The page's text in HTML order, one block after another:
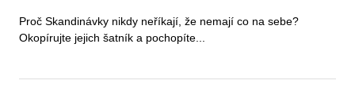
Proč Skandinávky nikdy neříkají, že nemají co na sebe?
Okopírujte jejich šatník a pochopíte...